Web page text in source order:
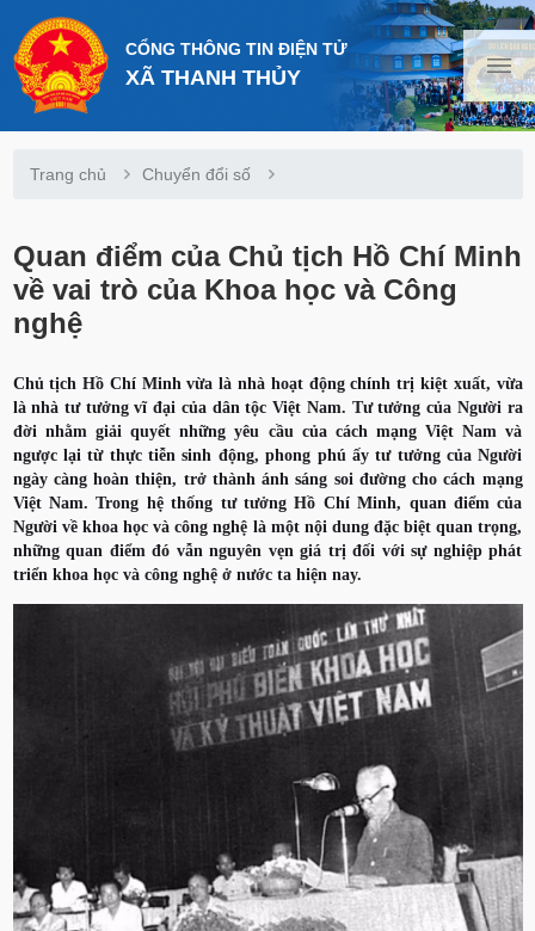
CỔNG THÔNG TIN ĐIỆN TỬ
XÃ THANH THỦY
Trang chủ Chuyển đổi số
Quan điểm của Chủ tịch Hồ Chí Minh
về vai trò của Khoa học và Công
nghệ
Chủ tịch Hồ Chí Minh vừa là nhà hoạt động chính trị kiệt xuất, vừa
là nhà tư tưởng vĩ đại của dân tộc Việt Nam. Tư tưởng của Người ra
đời nhằm giải quyết những yêu cầu của cách mạng Việt Nam và
ngược lại từ thực tiễn sinh động, phong phú ấy tư tưởng của Người
ngày càng hoàn thiện, trở thành ánh sáng soi đường cho cách mạng
Việt Nam. Trong hệ thống tư tưởng Hồ Chí Minh, quan điểm của
Người về khoa học và công nghệ là một nội dung đặc biệt quan trọng,
những quan điểm đó vẫn nguyên vẹn giá trị đối với sự nghiệp phát
triển khoa học và công nghệ ở nước ta hiện nay.